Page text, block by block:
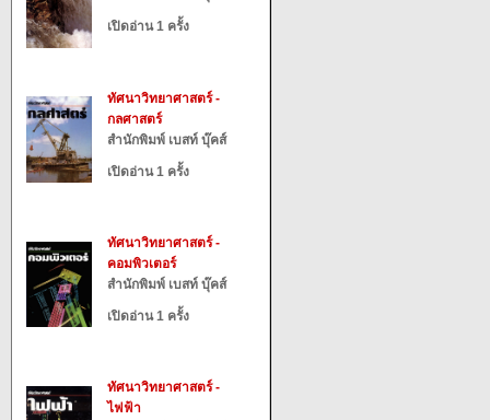
เปิดอ่าน 1 ครั้ง
ทัศนาวิทยาศาสตร์ -
กลศาสตร์
สำนักพิมพ์ เบสท์ บุ๊คส์
เปิดอ่าน 1 ครั้ง
ทัศนาวิทยาศาสตร์ -
คอมพิวเตอร์
สำนักพิมพ์ เบสท์ บุ๊คส์
เปิดอ่าน 1 ครั้ง
ทัศนาวิทยาศาสตร์ -
ไฟฟ้า